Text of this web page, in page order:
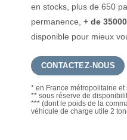
en stocks, plus de 650
permanence,+ de
disponible pour mieux
CONTACTEZ-NOUS
* en France métropolitaine et
** sous réserve de
*** (dont le poids de la
véhicule de charge utile 2